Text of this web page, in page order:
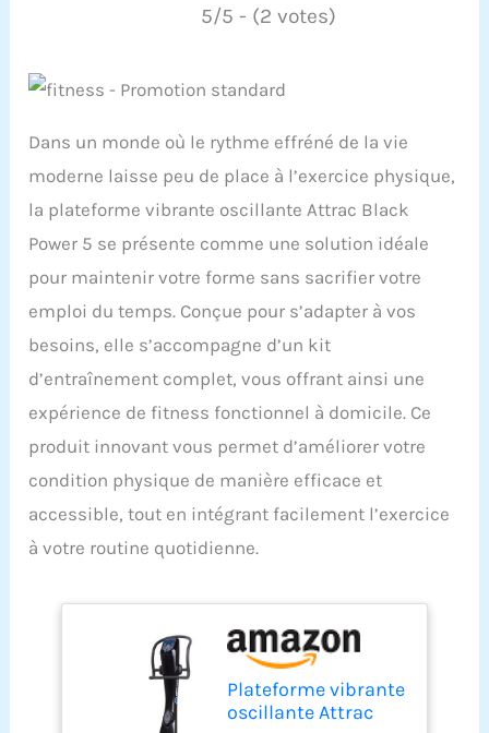
5/5 - (2 votes)
Dans un monde où le rythme effréné de la vie
moderne laisse peu de place à l’exercice physique,
la plateforme vibrante oscillante Attrac Black
Power 5 se présente comme une solution idéale
pour maintenir votre forme sans sacrifier votre
emploi du temps. Conçue pour s’adapter à vos
besoins, elle s’accompagne d’un kit
d’entraînement complet, vous offrant ainsi une
expérience de fitness fonctionnel à domicile. Ce
produit innovant vous permet d’améliorer votre
condition physique de manière efficace et
accessible, tout en intégrant facilement l’exercice
à votre routine quotidienne.
Plateforme vibrante
oscillante Attrac